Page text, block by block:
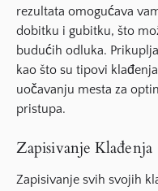
rezultata omogućava
dobitku i gubitku, što
budućih odluka.
kao što su tipovi
uočavanju mesta za
pristupa.
Zapisivanje Klađenja
Zapisivanje svih svojih